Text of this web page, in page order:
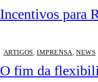
Incentivos para
ARTIGOS IMPRENSA NEWS
O fim da